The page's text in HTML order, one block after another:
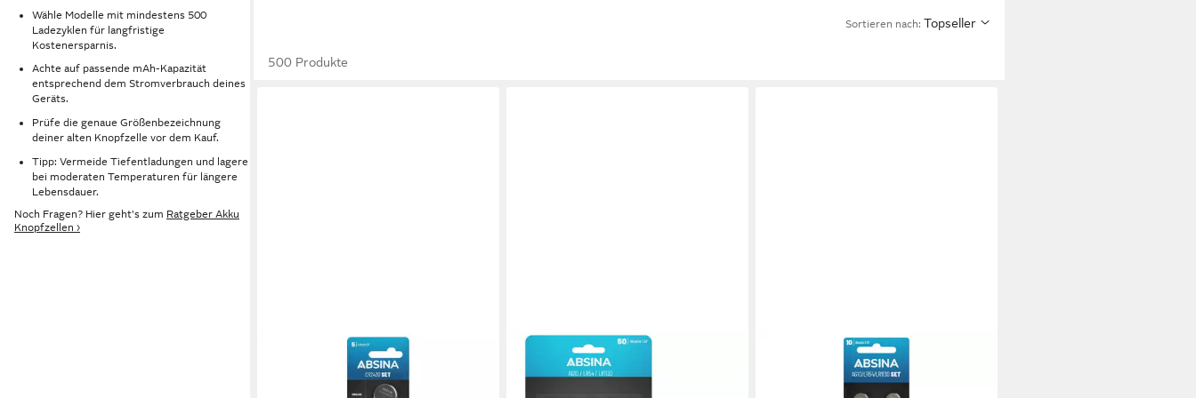
Wähle Modelle mit mindestens 500
Ladezyklen für langfristige
Kostenersparnis.
Achte auf passende mAh-Kapazität
entsprechend dem Stromverbrauch deines
Geräts.
Prüfe die genaue Größenbezeichnung
deiner alten Knopfzelle vor dem Kauf.
Tipp: Vermeide Tiefentladungen und lagere
bei moderaten Temperaturen für längere
Lebensdauer.
Noch Fragen? Hier geht's zum Ratgeber Akku
Knopfzellen ›
Sortieren nach: Topseller
500 Produkte
CR2430 Knopfzelle 5er Pack - CR
2430 3V Knopfzellen, Knopfbatterie
AG10 LR1130 Knopfzelle 50er Pack
AG10 LR1130 Knopfzelle 10er Pack -
1,5V Alkaline Knopfzellen Knopfzelle,